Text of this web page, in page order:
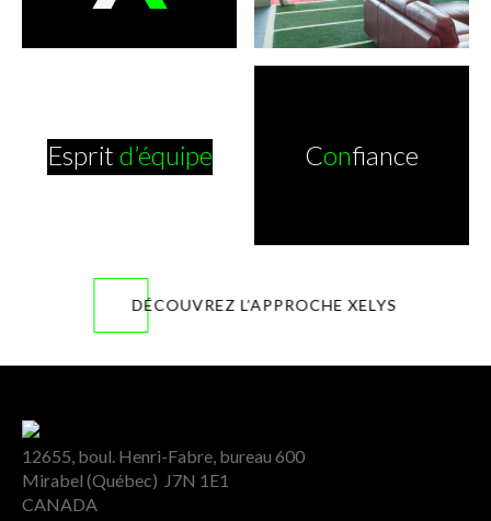
Esprit d’équipe Confiance
DÉCOUVREZ L’APPROCHE XELYS
12655, boul. Henri-Fabre, bureau 600
Mirabel (Québec) J7N 1E1
CANADA